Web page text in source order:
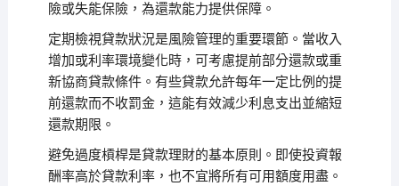
險或失能保險，為還款能力提供保障。
定期檢視貸款狀況是風險管理的重要環節。當收入
增加或利率環境變化時，可考慮提前部分還款或重
新協商貸款條件。有些貸款允許每年一定比例的提
前還款而不收罰金，這能有效減少利息支出並縮短
還款期限。
避免過度槓桿是貸款理財的基本原則。即使投資報
酬率高於貸款利率，也不宜將所有可用額度用盡。